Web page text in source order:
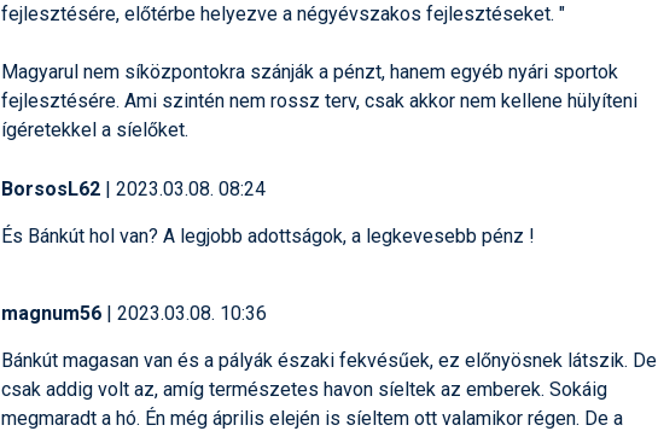
fejlesztésére, előtérbe helyezve a négyévszakos fejlesztéseket. "
Magyarul nem síközpontokra szánják a pénzt, hanem egyéb nyári sportok
fejlesztésére. Ami szintén nem rossz terv, csak akkor nem kellene hülyíteni
ígéretekkel a síelőket.
BorsosL62 | 2023.03.08. 08:24
És Bánkút hol van? A legjobb adottságok, a legkevesebb pénz !
magnum56 | 2023.03.08. 10:36
Bánkút magasan van és a pályák északi fekvésűek, ez előnyösnek látszik. De
csak addig volt az, amíg természetes havon síeltek az emberek. Sokáig
megmaradt a hó. Én még április elején is síeltem ott valamikor régen. De a